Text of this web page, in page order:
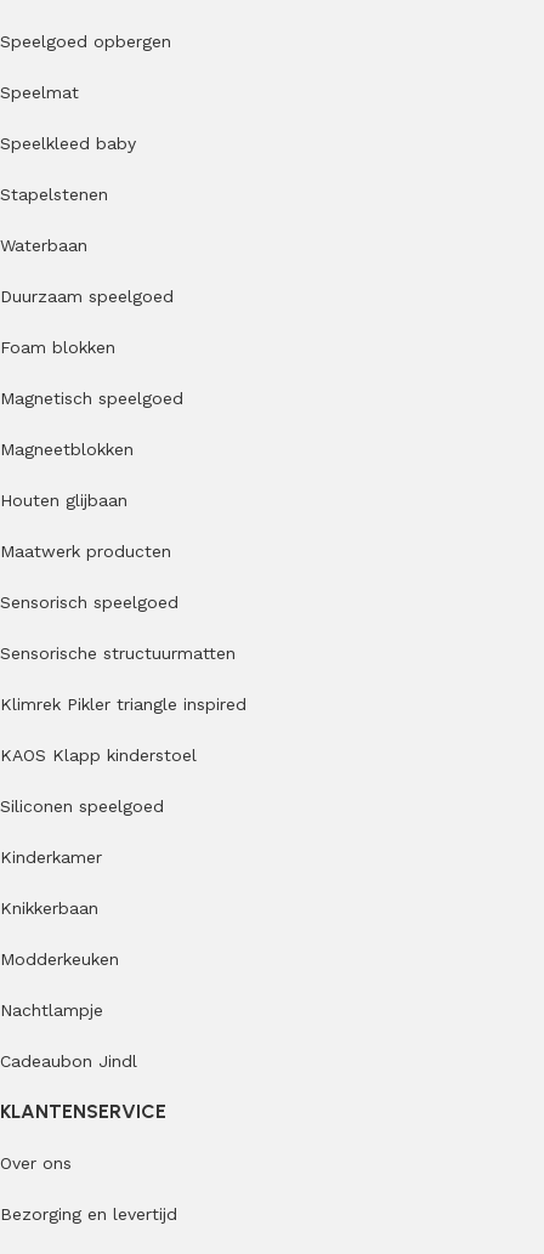
Speelgoed opbergen
Speelmat
Speelkleed baby
Stapelstenen
Waterbaan
Duurzaam speelgoed
Foam blokken
Magnetisch speelgoed
Magneetblokken
Houten glijbaan
Maatwerk producten
Sensorisch speelgoed
Sensorische structuurmatten
Klimrek Pikler triangle inspired
KAOS Klapp kinderstoel
Siliconen speelgoed
Kinderkamer
Knikkerbaan
Modderkeuken
Nachtlampje
Cadeaubon Jindl
KLANTENSERVICE
Over ons
Bezorging en levertijd